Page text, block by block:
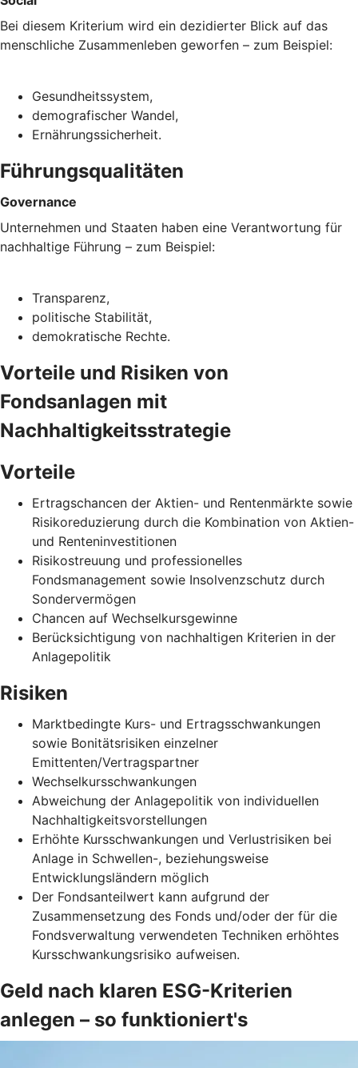
Bei diesem Kriterium wird ein dezidierter Blick auf das
menschliche Zusammenleben geworfen – zum Beispiel:
Gesundheitssystem,
demografischer Wandel,
Ernährungssicherheit.
Führungsqualitäten
Governance
Unternehmen und Staaten haben eine Verantwortung für
nachhaltige Führung – zum Beispiel:
Transparenz,
politische Stabilität,
demokratische Rechte.
Vorteile und Risiken von
Fondsanlagen mit
Nachhaltigkeitsstrategie
Vorteile
Ertragschancen der Aktien- und Rentenmärkte sowie
Risikoreduzierung durch die Kombination von Aktien-
und Renteninvestitionen
Risikostreuung und professionelles
Fondsmanagement sowie Insolvenzschutz durch
Sondervermögen
Chancen auf Wechselkursgewinne
Berücksichtigung von nachhaltigen Kriterien in der
Anlagepolitik
Risiken
Marktbedingte Kurs- und Ertragsschwankungen
sowie Bonitätsrisiken einzelner
Emittenten/Vertragspartner
Wechselkursschwankungen
Abweichung der Anlagepolitik von individuellen
Nachhaltigkeitsvorstellungen
Erhöhte Kursschwankungen und Verlustrisiken bei
Anlage in Schwellen-, beziehungsweise
Entwicklungsländern möglich
Der Fondsanteilwert kann aufgrund der
Zusammensetzung des Fonds und/oder der für die
Fondsverwaltung verwendeten Techniken erhöhtes
Kursschwankungsrisiko aufweisen.
Geld nach klaren ESG-Kriterien
anlegen – so funktioniert's